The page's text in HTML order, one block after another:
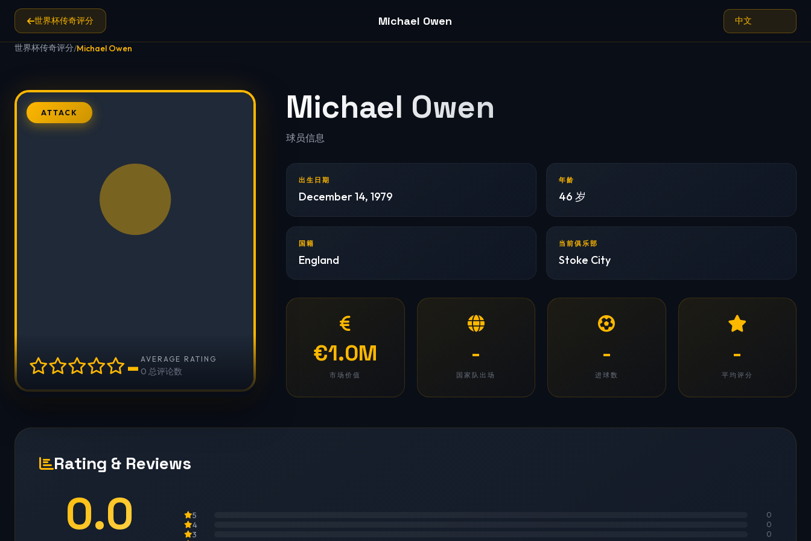
世界杯传奇评分 Michael Owen
世界杯传奇评分/Michael Owen
ATTACK
- AVERAGE RATING
0 总评论数
Michael Owen
球员信息
出生日期
December 14, 1979
年龄
46 岁
国籍
England
当前俱乐部
Stoke City
€1.0M
市场价值
-
国家队出场
-
进球数
-
平均评分
Rating & Reviews
0.0 5 0
4 0
3 0